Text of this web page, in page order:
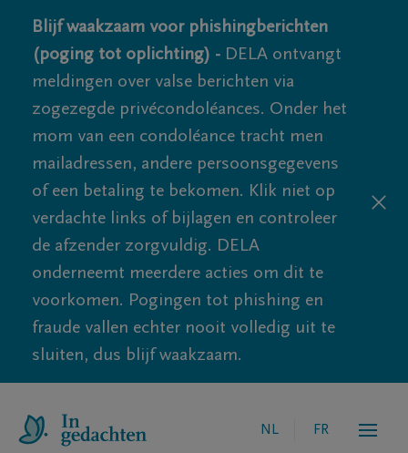
Blijf waakzaam voor phishingberichten
(poging tot oplichting) - DELA ontvangt
meldingen over valse berichten via
zogezegde privécondoléances. Onder het
mom van een condoléance tracht men
mailadressen, andere persoonsgegevens
of een betaling te bekomen. Klik niet op
verdachte links of bijlagen en controleer
de afzender zorgvuldig. DELA
onderneemt meerdere acties om dit te
voorkomen. Pogingen tot phishing en
fraude vallen echter nooit volledig uit te
sluiten, dus blijf waakzaam.
NL FR